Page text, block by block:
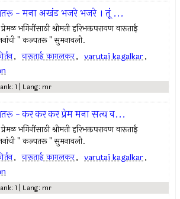
- मना अखंड भजरे भजरे । तूं ...
भगिनींसाठी श्रीमती हरिभक्तपरायण वारूताई
" कल्पतरू " सुमनावली.
, वारूताई कागलकर, varutai kagalkar,
1 | Lang: mr
- कर कर कर प्रेम मना सत्य व...
भगिनींसाठी श्रीमती हरिभक्तपरायण वारूताई
" कल्पतरू " सुमनावली.
, वारूताई कागलकर, varutai kagalkar,
1 | Lang: mr